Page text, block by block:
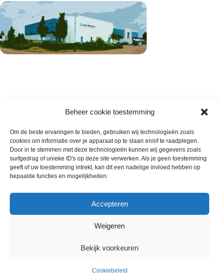
Beheer cookie toestemming
Om de beste ervaringen te bieden, gebruiken wij technologieën zoals
cookies om informatie over je apparaat op te slaan en/of te raadplegen.
Door in te stemmen met deze technologieën kunnen wij gegevens zoals
surfgedrag of unieke ID's op deze site verwerken. Als je geen toestemming
geeft of uw toestemming intrekt, kan dit een nadelige invloed hebben op
bepaalde functies en mogelijkheden.
Accepteren
Weigeren
Bekijk voorkeuren
Cookiebeleid
Wie zijn wij
Contact met onze inkoop
Klantenservice
Annuleer & Retourbeleid
Horeca-Groothandel
Wij gebruiken cookies om uw ervaring op onze